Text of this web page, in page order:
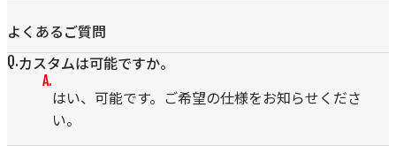
よくあるご質問
カスタムは可能ですか。
はい、可能です。ご希望の仕様をお知らせくださ
い。